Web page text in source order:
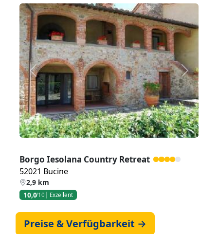
Zurück Weiter
Borgo Iesolana Country Retreat
52021 Bucine
2,9 km
10,0/10 Exzellent
Preise & Verfügbarkeit →